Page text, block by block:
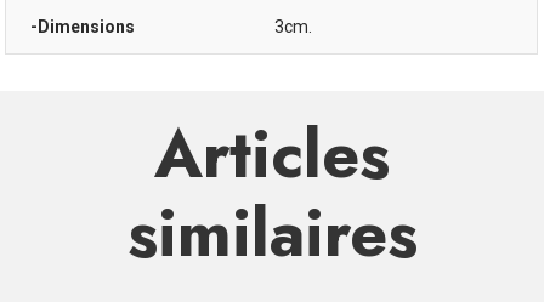
-Dimensions 3cm.
Articles
similaires